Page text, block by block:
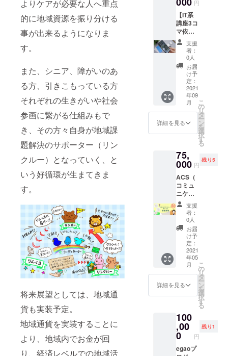
よりケアが必要な人へ重点
的に地域資源を振り分ける
事が出来るようになりま
す。
また、シニア、障がいのあ
る方、引きこもっている方
それぞれの生きがいや社会
参画に繋がる仕組みもで
き、その方々自身が地域課
題解決のサポーター（リン
クルー）となっていく、と
いう好循環が生まてきま
す。
将来展望としては、地域通
貨も実装予定。
地域通貨を実装することに
より、地域内でお金が回
り、経済レベルでの地域活
のHPを
ご参照
くださ
い。 ※
応援者
の江田
さんは
こちら
の代表
理事で
す。
https://
www.cq
a.or.jp/
※リター
ンの日
程は、
み順に
スケ
ジュー
ル調整
させて
頂きま
す。 申
込が多
くなっ
た場合
は、調
整日程
が遅く
なる場
合がご
ざいま
すので
ご了承
くださ
チケッ
ト有効
期限
2021年
5月1日
ション
力を、
体系
化・数
値化・
視覚化
した生
活密着
型心理
学【個
性論】
をベー
スに、
一人一
性分析
や、組
間関係
分析を
行うこ
とがで
きま
す。 個
性を理
解すれ
ば、自
分の強
みやス
トレス
を感じ
る部分
が明確
にな
り、生
きやす
くなり
で、ぜ
ひお試
しくだ
さい。
詳しく
した生
活密着
型心理
学【個
性論】
をベー
スに、
一人一
人の個
性分析
や、組
織の人
間関係
分析を
とがで
きま
これは
能力を
可視化
するも
のでは
ありま
せん。
何に対
してス
トレス
を強く
感じ、
何に対
してス
トレス
にくい
のか。
◆一人
でもく
もくと
仕事を
こなす
のに向
意して
おりま
す。 た
だ、コ
ロナの
状況も
ござい
ますの
で、実
施させ
て頂く
まで時
間がか
しまう
可能性
す。 少
人数で
の開催
やソー
シャル
ディス
タンス
を保つ
など、
コロナ
対策に
ついて
はご準
備をお
願い致
す。 基
本対応
阪、そ
れ以外
の地域
談下さ
四ヶ所
は個性
診断士
でもあ
りま
す。 そ
の四ヶ
所があ
なたの
個性を
診断し
解説致
しま
す。
ACS個
ケー
ション
や対
策、他
者との
人間関
係にお
ける問
題点を
明確に
しま
す。 自
分とは
異なる
考えや
気持
行動が
理解で
きるよ
り、対
てい
らっ
しゃい
ます！
このた
び、り
んくる
の活動
に賛同
頂き、
講演依
頼を引
き受け
て頂き
まし
ア企業
アワー
ドも受
賞され
ている
程、人
材育成
に力を
入れて
いらっ
しゃい
ます。
障がい
福祉に
ついて
語って
欲し
につい
て聞い
てみた
い！と
いう方
円
【IT系
講座3コ
マ依頼
権】 市
町村や
商工
会、社
会福祉
協議会
などで
実施し
てき
た、地
域のICT
向上に
繋がる
依頼権
です。
四ヶ所
が講師
を務め
させて
頂きま
す。 1
コマで
約2時間
の教室
を開催
させて
頂きま
す。
（対応
参加人
意いた
だく体
制によ
り異な
りま
支援
者：
0人
お届
け予
定：
2021
年09
月
詳細を見る
こ
の
リ
タ
ー
ン
を
選
択
す
る
75,
000 円
残り5
ACS（
コミュ
ニケー
ション
構造分
析)テス
トと分
析解
説。
【10名
分】 企
業やコ
ミュニ
ティな
どの大
人数用
人数限
定です
が割引
価格で
対応さ
支援
者：
0人
お届
け予
定：
2021
年05
月
詳細を見る
こ
の
リ
タ
ー
ン
を
選
択
す
る
100
,00
0 円
残り1
egaoプ